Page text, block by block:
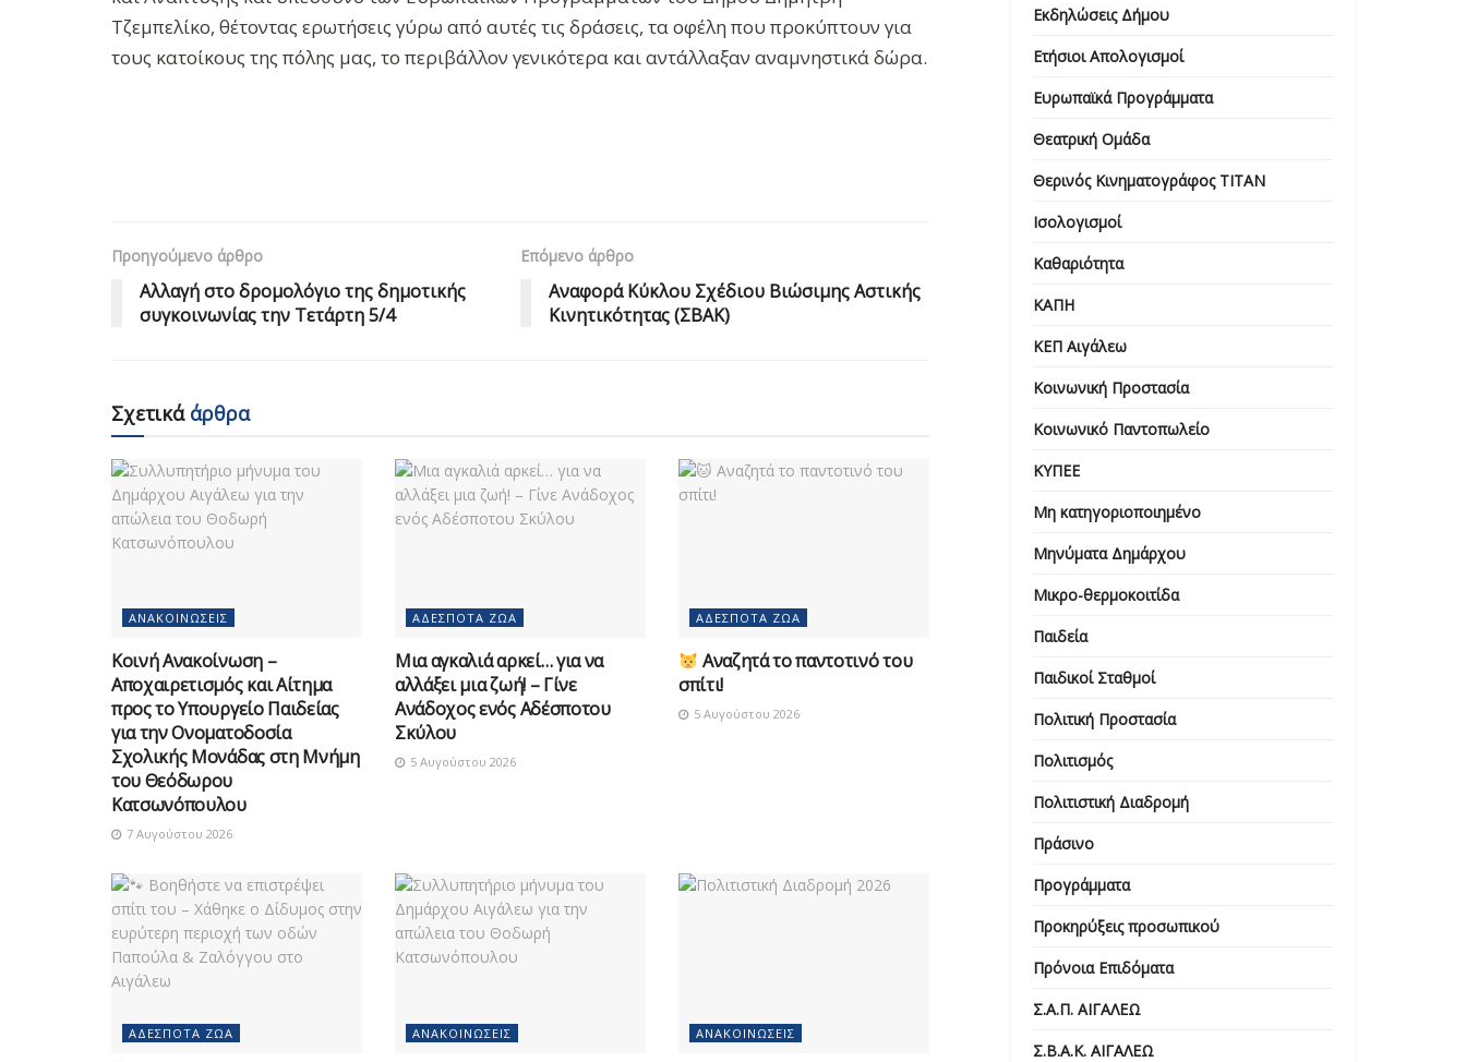
Τζεμπελίκο, θέτοντας ερωτήσεις γύρω από αυτές τις δράσεις, τα οφέλη που προκύπτουν για
τους κατοίκους της πόλης μας, το περιβάλλον γενικότερα και αντάλλαξαν αναμνηστικά δώρα.
Προηγούμενο άρθρο
Αλλαγή στο δρομολόγιο της δημοτικής
συγκοινωνίας την Τετάρτη 5/4
Επόμενο άρθρο
Αναφορά Κύκλου Σχέδιου Βιώσιμης Αστικής
Κινητικότητας (ΣΒΑΚ)
Σχετικάάρθρα
ΑΝΑΚΟΙΝΏΣΕΙΣ
Κοινή Ανακοίνωση –
Αποχαιρετισμός και Αίτημα
προς το Υπουργείο Παιδείας
για την Ονοματοδοσία
Σχολικής Μονάδας στη Μνήμη
του Θεόδωρου
Κατσωνόπουλου
7 Αυγούστου 2026
ΑΔΈΣΠΟΤΑ ΖΏΑ
Μια αγκαλιά αρκεί… για να
αλλάξει μια ζωή! – Γίνε
Ανάδοχος ενός Αδέσποτου
Σκύλου
5 Αυγούστου 2026
ΑΔΈΣΠΟΤΑ ΖΏΑ
Αναζητά το παντοτινό του
σπίτι!
5 Αυγούστου 2026
ΑΔΈΣΠΟΤΑ ΖΏΑ ΑΝΑΚΟΙΝΏΣΕΙΣ ΑΝΑΚΟΙΝΏΣΕΙΣ
Εκδηλώσεις Δήμου
Ετήσιοι Απολογισμοί
Ευρωπαϊκά Προγράμματα
Θεατρική Ομάδα
Θερινός Κινηματογράφος ΤΙΤΑΝ
Ισολογισμοί
Καθαριότητα
ΚΑΠΗ
ΚΕΠ Αιγάλεω
Κοινωνική Προστασία
Κοινωνικό Παντοπωλείο
ΚΥΠΕΕ
Μη κατηγοριοποιημένο
Μηνύματα Δημάρχου
Μικρο-θερμοκοιτίδα
Παιδεία
Παιδικοί Σταθμοί
Πολιτική Προστασία
Πολιτισμός
Πολιτιστική Διαδρομή
Πράσινο
Προγράμματα
Προκηρύξεις προσωπικού
Πρόνοια Επιδόματα
Σ.Α.Π. ΑΙΓΑΛΕΩ
Σ.Β.Α.Κ. ΑΙΓΑΛΕΩ